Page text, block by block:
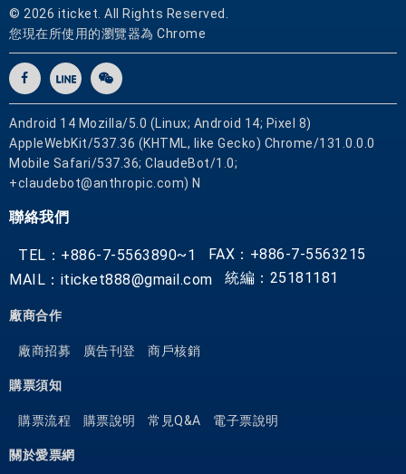
持
著
農
場
餐
桌
的
蔬
樂
精
，
採
嚴
© 2026 iticket. All Rights Reserved.
您現在所使用的瀏覽器為 Chrome
Android 14 Mozilla/5.0 (Linux; Android 14; Pixel 8)
AppleWebKit/537.36 (KHTML, like Gecko) Chrome/131.0.0.0
Mobile Safari/537.36; ClaudeBot/1.0;
+claudebot@anthropic.com) N
聯絡我們
TEL：+886-7-5563890~1
FAX：+886-7-5563215
MAIL：iticket888@gmail.com
統編：25181181
廠商合作
廠商招募 廣告刊登 商戶核銷
購票須知
購票流程 購票說明 常見Q&A 電子票說明
關於愛票網